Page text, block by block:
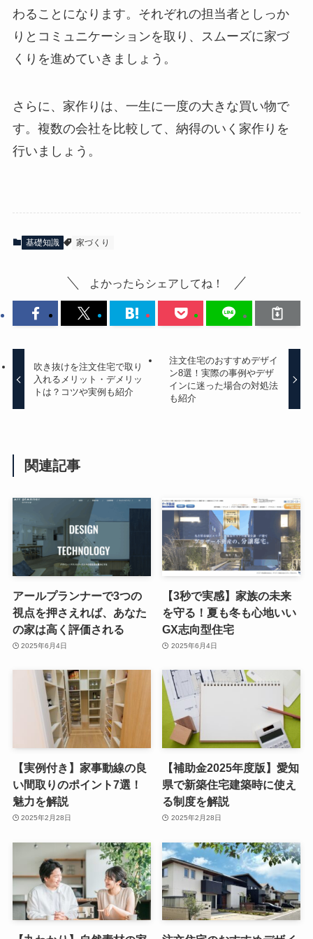
わることになります。それぞれの担当者としっか
りとコミュニケーションを取り、スムーズに家づ
くりを進めていきましょう。
さらに、家作りは、一生に一度の大きな買い物で
す。複数の会社を比較して、納得のいく家作りを
行いましょう。
基礎知識 家づくり
よかったらシェアしてね！
吹き抜けを注文住宅で取り
入れるメリット・デメリッ
トは？コツや実例も紹介
注文住宅のおすすめデザイ
ン8選！実際の事例やデザ
インに迷った場合の対処法
も紹介
関連記事
アールプランナーで3つの
視点を押さえれば、あなた
の家は高く評価される
2025年6月4日
【3秒で実感】家族の未来
を守る！夏も冬も心地いい
GX志向型住宅
2025年6月4日
【実例付き】家事動線の良
い間取りのポイント7選！
魅力を解説
2025年2月28日
【補助金2025年度版】愛知
県で新築住宅建築時に使え
る制度を解説
2025年2月28日